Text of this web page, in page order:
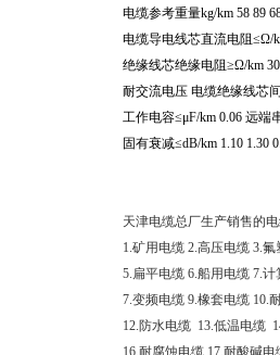
电缆参考重量kg/km 58 89
电缆导电线芯直流电阻≤Ω/
绝缘线芯绝缘电阻≥Ω/km
耐交流电压 电缆绝缘线芯
工作电容≤μF/km 0.06 远端
固有衰减≤dB/km 1.10 1.30
天津电缆总厂生产销售的
1.矿用电缆 2.高压电缆 3.氟
5.扁平电缆 6.船用电缆 7.计
7.变频电缆 9.橡套电缆 10.
12.防水电缆 13.低温电缆
16.耐腐蚀电缆 17.耐酸碱电